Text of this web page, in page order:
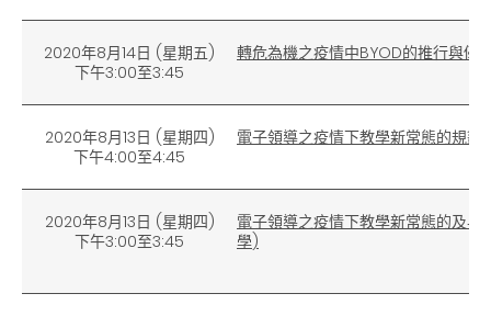
2020年8月14日 (星期五)
下午3:00至3:45
轉危為機之疫情中BYOD的推行與優
2020年8月13日 (星期四)
下午4:00至4:45
電子領導之疫情下教學新常態的規劃
2020年8月13日 (星期四)
下午3:00至3:45
電子領導之疫情下教學新常態的及早
學)